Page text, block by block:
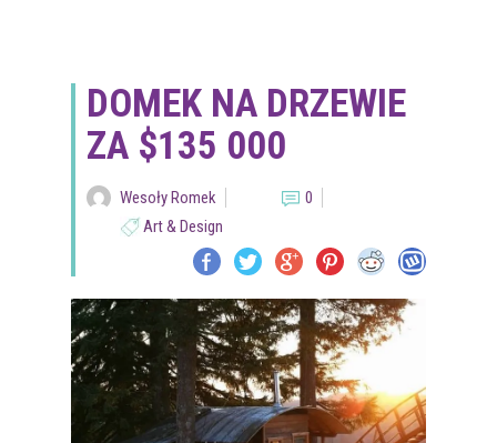
DOMEK NA DRZEWIE
ZA $135 000
Wesoły Romek
0
Art & Design